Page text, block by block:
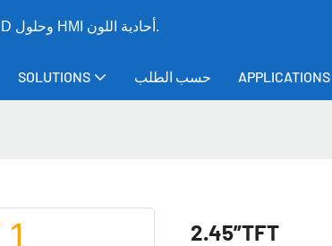
CNK - الشركة المصنعة الرائدة عالميًا لوحدات العرض LCD وTFT وOLED وحلول HMI أحادية اللون.
SOLUTIONS حسب الطلب APPLICATIONS
2.45”TFT